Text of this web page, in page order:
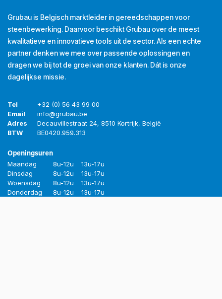
Grubau is Belgisch marktleider in gereedschappen voor
steenbewerking. Daarvoor beschikt Grubau over de meest
kwalitatieve en innovatieve tools uit de sector. Als een echte
partner denken we mee over passende oplossingen en
dragen we bij tot de groei van onze klanten. Dát is onze
dagelijkse missie.
Tel
+32 (0) 56 43 99 00
Email
info@grubau.be
Adres
Decauvillestraat 24, 8510 Kortrijk, België
BTW
BE0420.959.313
Openingsuren
Maandag 8u-12u
13u-17u
Dinsdag
8u-12u
13u-17u
Woensdag
8u-12u
13u-17u
Donderdag
8u-12u
13u-17u